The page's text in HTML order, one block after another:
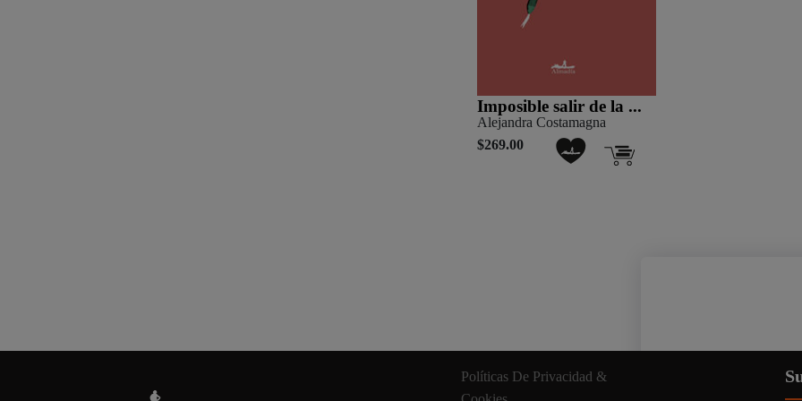
Imposible salir de la ...
Alejandra Costamagna
$269.00
información relevante.
Políticas De Privacidad &